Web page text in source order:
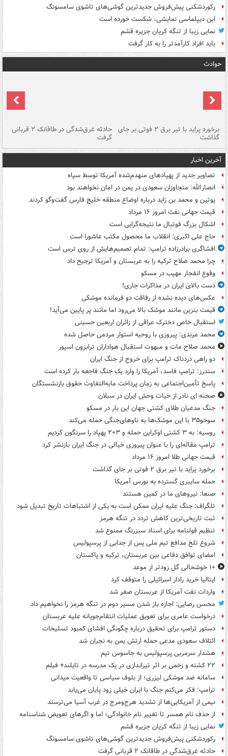
رکوردشکنی پیش‌فروش جدیدترین گوشی‌های تاشوی سامسونگ
این دیپلماسی نمایشی، شکست خورده است
نمایی زیبا از تنگه کریان جزیره قشم
باید افراد کارآمدتر را به کار گرفت
حوادث
برخورد پراید با تیر برق ۲ فوتی بر جای
گذاشت
حادثه غرق‌شدگی در طاقانک ۲ قربانی
گرفت
آخرین اخبار
تصاویر جدید از پهپادهای منهدم‌شده آمریکا توسط سپاه
انصارالله: متجاوزان سعودی در یمن در امان نخواهند بود
پوتین و محمد بن زاید درباره اوضاع منطقه خلیج فارس گفت‌وگو کردند
قیمت جهانی نفت امروز ۱۶ مرداد
اشکال بزرگ فوتبال ما نتیجه‌گرایی است
حاج علی اکبری: انقلاب ما محصول مکتب عاشورا است
افشاگری برادرزاده ترامپ: تمام تصمیم‌هایش از روی ترس است
چرا محمد صلاح ترکیه را به عربستان و آمریکا ترجیح داد
وقوع انفجار مهیب در مسکو
دست بالای ایران در مذاکرات جاری!
عکس‌های دیده نشده از رفاقت دو فرمانده‌ موشکی
قیمت بنزین مانند موشک بالا می‌رود اما مانند پر پایین می‌آید!
استقبال خاص دخترک عراقی از زائران اربعین حسینی
محمد مرندی: پیروزی با روحیه استوار مردمی حاصل شده
محمد صلاح مات و مبهوت استقبال هواداران ترابزون اسپور
دو راهی دردناک ترامپ برای خروج از جنگ ایران
سندرز: ترامپ فاسد، آمریکا را وارد یک جنگ فاجعه بار کرده است
پاسخ تأمین‌اجتماعی به زمان پرداخت مابه‌التفاوت حقوق بازنشستگان
صحنه ای نادر از حیات وحش ایران در سبلان
جنگ مدعیان طلای کشتی جهان این بار در مسکو
سوخو۳۵ با این موشک‌ها به ناوهای‌جنگی حمله می‌کند
روسیه: به ۳ کشتی اوکراین حمله و ۲۰۳ پهپاد را سرنگون کردیم
ترامپ مقاله‌ای را با عنوان پیروزی خیالی در جنگ ایران بازنشر کرد
قیمت جهانی طلا امروز ۱۶ مرداد
برخورد پراید با تیر برق ۲ فوتی بر جای گذاشت
حمله سایبری گسترده به بورس آمریکا
صنعا: نیروهای ما در کمین‌ هستند
تلگراف: جنگ علیه ایران ممکن است به یکی از اشتباهات تاریخ تبدیل شود
ثبت تاریخی‌ترین کاهش تردد در تنگه هرمز
تنظیم قولنامه برای اسناد سبزرنگ ممنوع شد
شروع تلخ مدافع تیم ملی پس از جدایی از پرسپولیس
امضای توافق دفاعی بین عربستان، ترکیه و پاکستان
۱۰ خوشحالی گل زودتر از موعد
ایتالیا خرید رادار اسرائیلی را متوقف کرد
واردات نفت آمریکا از عربستان صفر شد
محسن رضایی: اجازه باز شدن مسیر دوم در تنگه هرمز را نخواهیم داد
درخواست عامری برای تعویق عملیات انتقام‌جویانه علیه عربستان
دستور ترامپ برای تحقیق درباره چگونگی افشای کمبود تسلیحات
ائتلاف سعودی مدعی حمله ارتش یمن به نجران شد
هشدار سرمربی پرسپولیس به جاسوس تیم
۲۲ کشته و زخمی بر اثر تیراندازی در یک مدرسه در تایلند+ فیلم
سامانه ضد موشکی لیزری؛ از بلوف سیاسی تا واقعیت میدانی
ترامپ: فکر می‌کنم جنگ با ایران خیلی زود پایان می‌یابد
نیمی از آمریکایی‌ها از تشدید هرج‌ومرج در غرب آسیا می‌ترسند
از حذف نام همسر تا تغییر نام خانوادگی؛ اما و اگرهای تعویض شناسنامه
نمایی زیبا از تنگه کریان جزیره قشم
رکوردشکنی پیش‌فروش جدیدترین گوشی‌های تاشوی سامسونگ
حادثه غرق‌شدگی در طاقانک ۲ قربانی گرفت